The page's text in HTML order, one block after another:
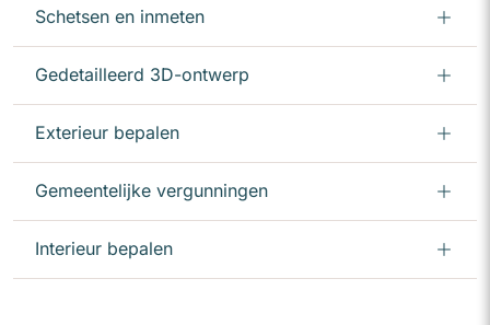
Schetsen en inmeten
Gedetailleerd 3D-ontwerp
Exterieur bepalen
Gemeentelijke vergunningen
Interieur bepalen